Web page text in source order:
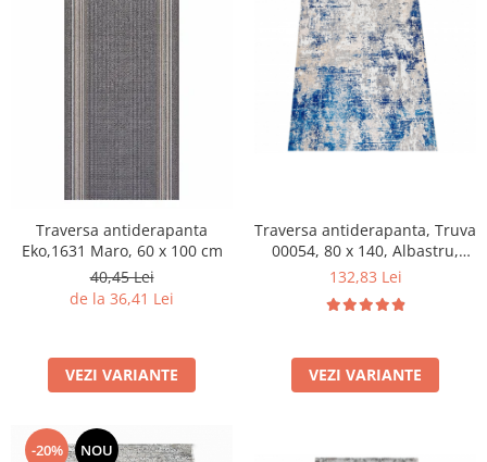
Traversa antiderapanta
Eko,1631 Maro, 60 x 100 cm
40,45 Lei
de la 36,41 Lei
VEZI VARIANTE
Traversa antiderapanta, Truva
00054, 80 x 140, Albastru,
Grosime 5 mm
132,83 Lei
VEZI VARIANTE
-20% NOU